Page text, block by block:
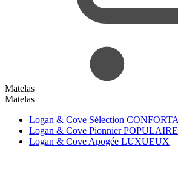
Matelas
Matelas
Logan & Cove Sélection
Logan & Cove PionnierPOPULAIRE
Logan & Cove Apogée LUXUEUX